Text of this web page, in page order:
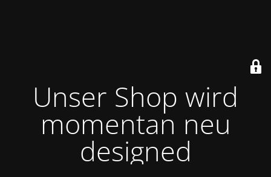
Unser Shop wird
momentan neu
designed